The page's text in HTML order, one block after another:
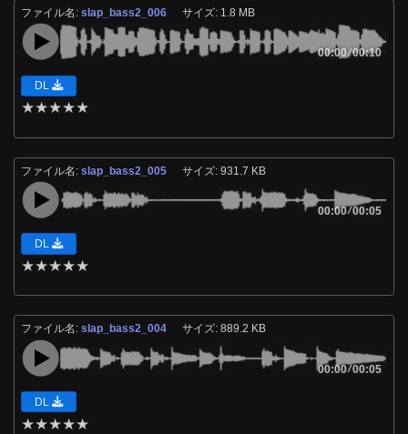
ファイル名:slap_bass2_006 サイズ: 1.8 MB
00:00/00:10
DL
★★★★★
ファイル名:slap_bass2_005 サイズ: 931.7 KB
00:00/00:05
DL
★★★★★
ファイル名:slap_bass2_004 サイズ: 889.2 KB
00:00/00:05
DL
★★★★★